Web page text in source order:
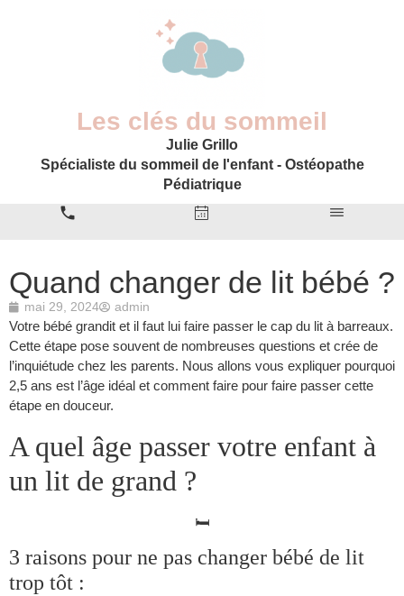
Les clés du sommeil
Julie Grillo
Spécialiste du sommeil de l'enfant - Ostéopathe
Pédiatrique
Quand changer de lit bébé ?
mai 29, 2024 admin
Votre bébé grandit et il faut lui faire passer le cap du lit à barreaux.
Cette étape pose souvent de nombreuses questions et crée de
l’inquiétude chez les parents. Nous allons vous expliquer pourquoi
2,5 ans est l’âge idéal et comment faire pour faire passer cette
étape en douceur.
A quel âge passer votre enfant à
un lit de grand ?
🛏️
3 raisons pour ne pas changer bébé de lit
trop tôt :